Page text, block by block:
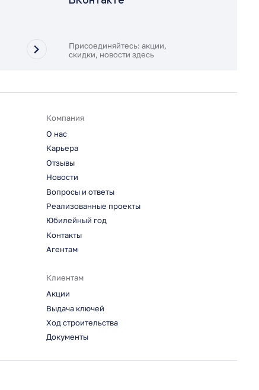
Присоединяйтесь: акции,
скидки, новости здесь
Компания
О нас
Карьера
Отзывы
Новости
Вопросы и ответы
Реализованные проекты
Юбилейный год
Контакты
Агентам
Клиентам
Акции
Выдача ключей
Ход строительства
Документы